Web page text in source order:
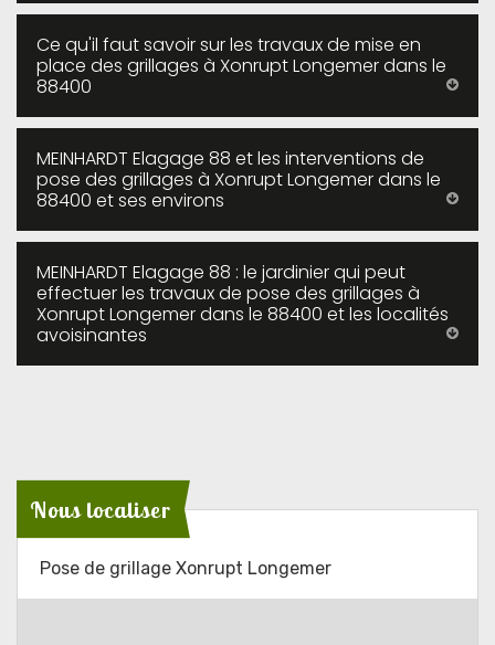
Ce qu'il faut savoir sur les travaux de mise en
place des grillages à Xonrupt Longemer dans le
88400
MEINHARDT Elagage 88 et les interventions de
pose des grillages à Xonrupt Longemer dans le
88400 et ses environs
MEINHARDT Elagage 88 : le jardinier qui peut
effectuer les travaux de pose des grillages à
Xonrupt Longemer dans le 88400 et les localités
avoisinantes
Nous localiser
Pose de grillage Xonrupt Longemer